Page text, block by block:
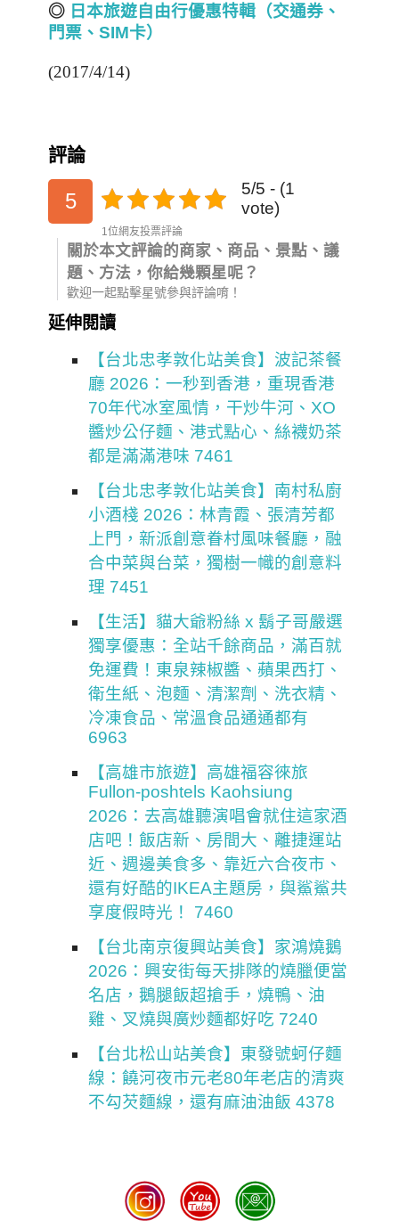
◎ 日本旅遊自由行優惠特輯（交通券、
門票、SIM卡）
(2017/4/14)
評論
5
5/5 - (1
vote)
1位網友投票評論
關於本文評論的商家、商品、景點、議
題、方法，你給幾顆星呢？
歡迎一起點擊星號參與評論唷！
延伸閱讀
【台北忠孝敦化站美食】波記茶餐
廳 2026：一秒到香港，重現香港
70年代冰室風情，干炒牛河、XO
醬炒公仔麵、港式點心、絲襪奶茶
都是滿滿港味 7461
【台北忠孝敦化站美食】南村私廚
小酒棧 2026：林青霞、張清芳都
上門，新派創意眷村風味餐廳，融
合中菜與台菜，獨樹一幟的創意料
理 7451
【生活】貓大爺粉絲 x 鬍子哥嚴選
獨享優惠：全站千餘商品，滿百就
免運費！東泉辣椒醬、蘋果西打、
衛生紙、泡麵、清潔劑、洗衣精、
冷凍食品、常溫食品通通都有
6963
【高雄市旅遊】高雄福容徠旅
Fullon-poshtels Kaohsiung
2026：去高雄聽演唱會就住這家酒
店吧！飯店新、房間大、離捷運站
近、週邊美食多、靠近六合夜市、
還有好酷的IKEA主題房，與鯊鯊共
享度假時光！ 7460
【台北南京復興站美食】家鴻燒鵝
2026：興安街每天排隊的燒臘便當
名店，鵝腿飯超搶手，燒鴨、油
雞、叉燒與廣炒麵都好吃 7240
【台北松山站美食】東發號蚵仔麵
線：饒河夜市元老80年老店的清爽
不勾芡麵線，還有麻油油飯 4378